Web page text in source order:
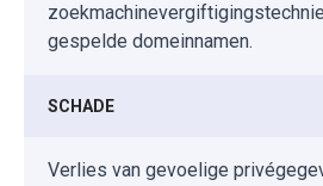
gespelde domeinnamen.
SCHADE
Verlies van gevoelige